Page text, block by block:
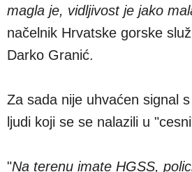
magla je, vidljivost je jako
načelnik Hrvatske gorske
Darko Granić.
Za sada nije uhvaćen signal
ljudi koji se se nalazili u
"Na terenu imate HGSS,